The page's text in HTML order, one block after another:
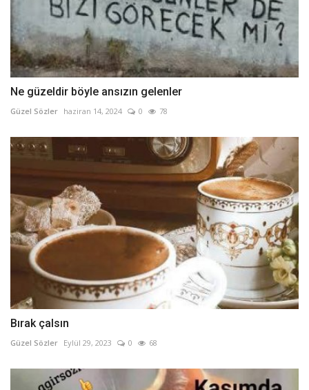
Ne güzeldir böyle ansızın gelenler
Güzel Sözler haziran 14, 2024 0 78
Bırak çalsın
Güzel Sözler Eylül 29, 2023 0 68